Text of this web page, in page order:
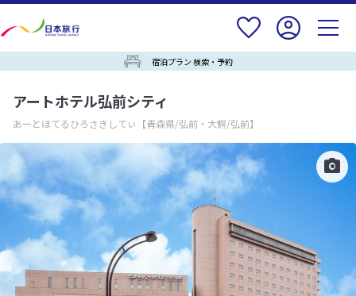
宿泊プラン 検索・予約
アートホテル弘前シティ
あーとほてるひろさきしてぃ 【青森県/弘前・大鰐/弘前】